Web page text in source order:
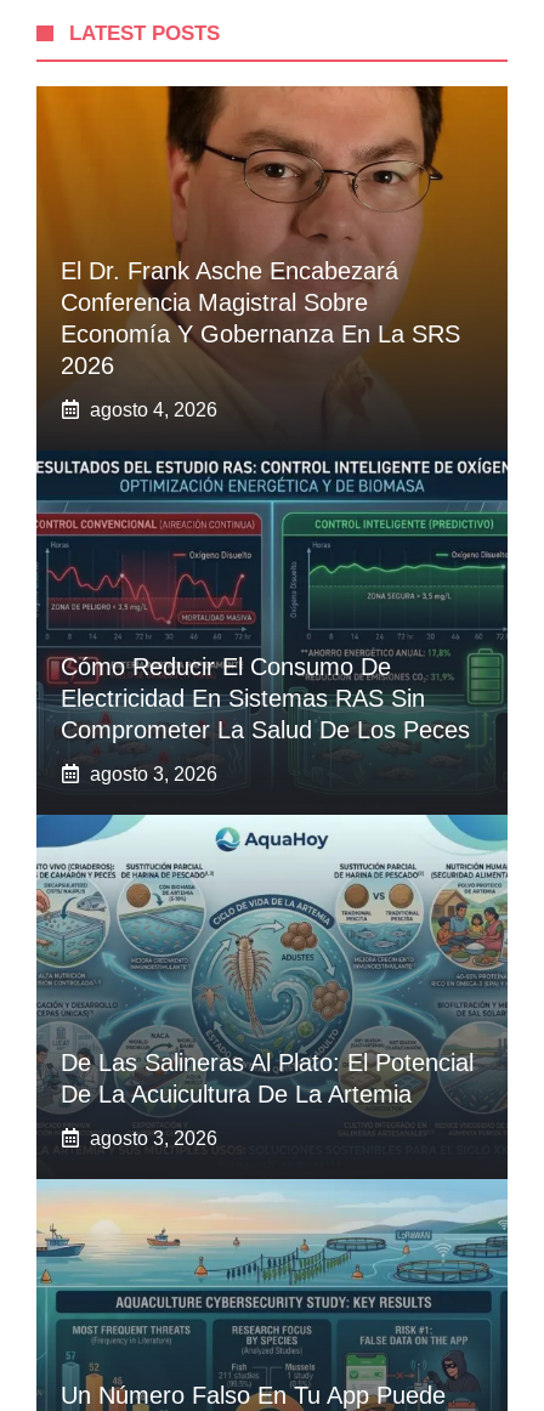
LATEST POSTS
El Dr. Frank Asche Encabezará
Conferencia Magistral Sobre
Economía Y Gobernanza En La SRS
2026
agosto 4, 2026
Cómo Reducir El Consumo De
Electricidad En Sistemas RAS Sin
Comprometer La Salud De Los Peces
agosto 3, 2026
De Las Salineras Al Plato: El Potencial
De La Acuicultura De La Artemia
agosto 3, 2026
Un Número Falso En Tu App Puede